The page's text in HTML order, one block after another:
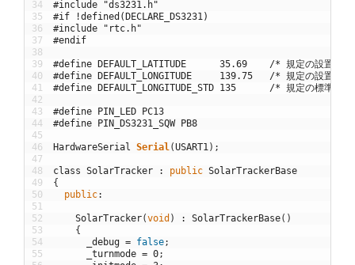
34
35
36
37
38
39
40
41
42
43
44
45
46
47
48
49
50
51
52
53
54
55
#include "ds3231.h"
#if !defined(DECLARE_DS3231)
#include "rtc.h"
#endif
#define DEFAULT_LATITUDE      35.69    /* 規定の設置場
#define DEFAULT_LONGITUDE     139.75   /* 規定の設置場
#define DEFAULT_LONGITUDE_STD 135      /* 規定の標準時
#define PIN_LED PC13
#define PIN_DS3231_SQW PB8
HardwareSerial Serial(USART1) ;
class SolarTracker : public SolarTrackerBase
{
public:
SolarTracker(void ) : SolarTrackerBase( )
{
_debug = false;
_turnmode = 0;